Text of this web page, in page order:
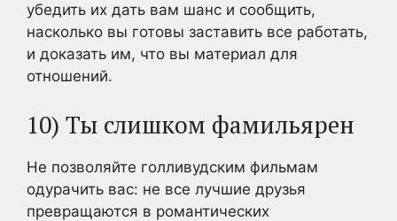
убедить их дать вам шанс и сообщить,
насколько вы готовы заставить все работать,
и доказать им, что вы материал для
отношений.
10) Ты слишком фамильярен
Не позволяйте голливудским фильмам
одурачить вас: не все лучшие друзья
превращаются в романтических